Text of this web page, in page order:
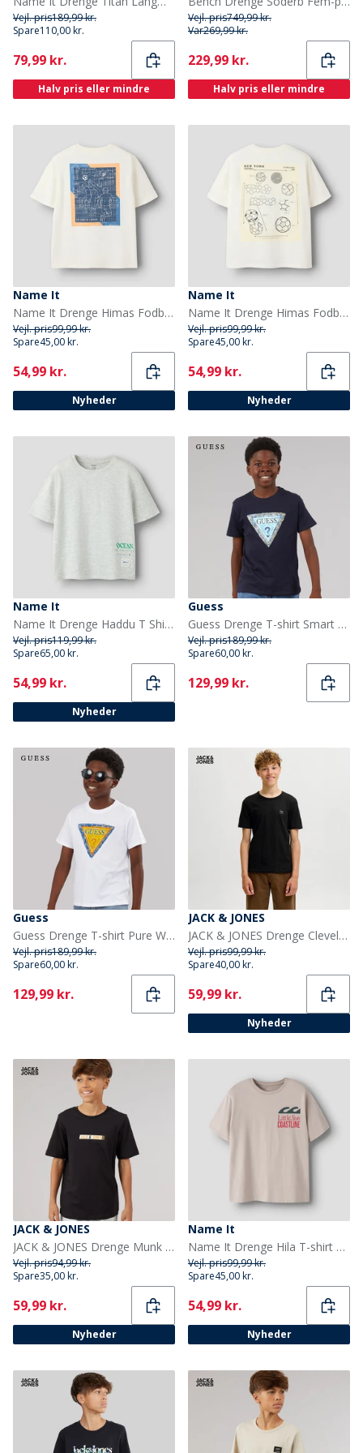
Vejl. pris189,99 kr.
Spare110,00 kr.
Current
79,99 kr.
Halv pris eller mindre
Vejl. pris749,99 kr.
Var269,99 kr.
Current
229,99 kr.
Halv pris eller mindre
Name It
Name It Drenge Himas Fodbold T Shirt Cloud Dancer
Vejl. pris99,99 kr.
Spare45,00 kr.
Current
54,99 kr.
Nyheder
Name It
Name It Drenge Himas Fodbold T-Shirt Cloud Dancer/Football
Vejl. pris99,99 kr.
Spare45,00 kr.
Current
54,99 kr.
Nyheder
Name It
Name It Drenge Haddu T Shirt Light Grey Melange
Vejl. pris119,99 kr.
Spare65,00 kr.
Current
54,99 kr.
Nyheder
Guess
Guess Drenge T-shirt Smart Blue
Vejl. pris189,99 kr.
Spare60,00 kr.
Current
129,99 kr.
Guess
Guess Drenge T-shirt Pure White
Vejl. pris189,99 kr.
Spare60,00 kr.
Current
129,99 kr.
JACK & JONES
JACK & JONES Drenge Cleveland T-shirt Sort
Vejl. pris99,99 kr.
Spare40,00 kr.
Current
59,99 kr.
Nyheder
JACK & JONES
JACK & JONES Drenge Munk T-shirt Sort
Vejl. pris94,99 kr.
Spare35,00 kr.
Current
59,99 kr.
Nyheder
Name It
Name It Drenge Hila T-shirt Chateau Gray
Vejl. pris99,99 kr.
Spare45,00 kr.
Current
54,99 kr.
Nyheder